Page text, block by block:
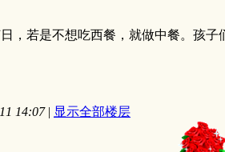
，若是不想吃西餐，就做中餐。孩
14:07 | 显示全部楼层